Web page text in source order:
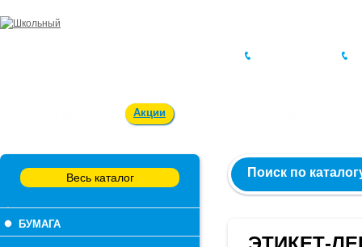
Акции
Весь каталог
БУМАГА
Поиск по